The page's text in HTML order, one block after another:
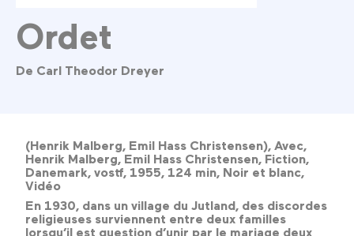
Ordet
De Carl Theodor Dreyer
(Henrik Malberg, Emil Hass Christensen), Avec,
Henrik Malberg, Emil Hass Christensen, Fiction,
Danemark, vostf, 1955, 124 min, Noir et blanc,
Vidéo
En 1930, dans un village du Jutland, des discordes
religieuses surviennent entre deux familles
lorsqu’il est question d’unir par le mariage deux